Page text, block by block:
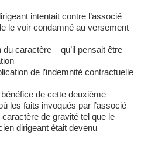
intentait contre l’associé
le voir condamné au versement
du caractère – qu’il pensait être
de l’indemnité contractuelle
de cette deuxième
les faits invoqués par l’associé
de gravité tel que le
dirigeant était devenu